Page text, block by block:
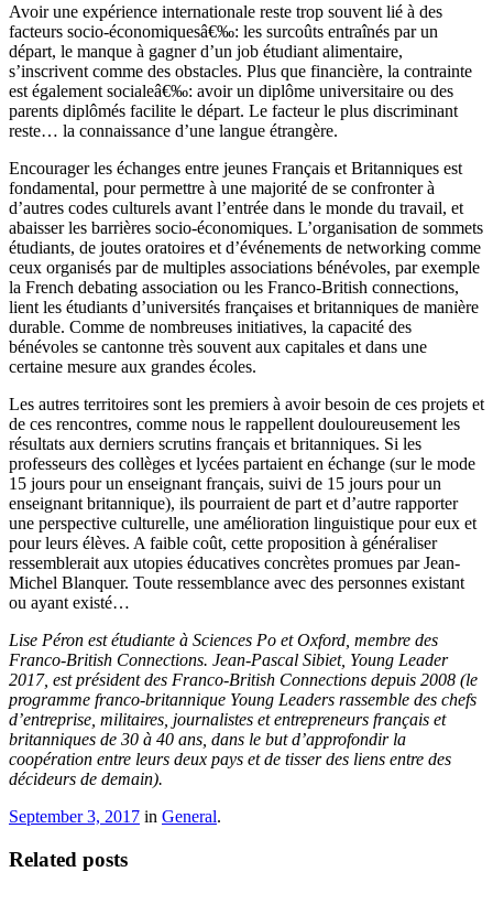
Avoir une expérience internationale reste trop souvent lié à des
facteurs socio-économiquesâ€‰: les surcoûts entraînés par un
départ, le manque à gagner d’un job étudiant alimentaire,
s’inscrivent comme des obstacles. Plus que financière, la contrainte
est également socialeâ€‰: avoir un diplôme universitaire ou des
parents diplômés facilite le départ. Le facteur le plus discriminant
reste… la connaissance d’une langue étrangère.
Encourager les échanges entre jeunes Français et Britanniques est
fondamental, pour permettre à une majorité de se confronter à
d’autres codes culturels avant l’entrée dans le monde du travail, et
abaisser les barrières socio-économiques. L’organisation de sommets
étudiants, de joutes oratoires et d’événements de networking comme
ceux organisés par de multiples associations bénévoles, par exemple
la French debating association ou les Franco-British connections,
lient les étudiants d’universités françaises et britanniques de manière
durable. Comme de nombreuses initiatives, la capacité des
bénévoles se cantonne très souvent aux capitales et dans une
certaine mesure aux grandes écoles.
Les autres territoires sont les premiers à avoir besoin de ces projets et
de ces rencontres, comme nous le rappellent douloureusement les
résultats aux derniers scrutins français et britanniques. Si les
professeurs des collèges et lycées partaient en échange (sur le mode
15 jours pour un enseignant français, suivi de 15 jours pour un
enseignant britannique), ils pourraient de part et d’autre rapporter
une perspective culturelle, une amélioration linguistique pour eux et
pour leurs élèves. A faible coût, cette proposition à généraliser
ressemblerait aux utopies éducatives concrètes promues par Jean-
Michel Blanquer. Toute ressemblance avec des personnes existant
ou ayant existé…
Lise Péron est étudiante à Sciences Po et Oxford, membre des
Franco-British Connections. Jean-Pascal Sibiet, Young Leader
2017, est président des Franco-British Connections depuis 2008 (le
programme franco-britannique Young Leaders rassemble des chefs
d’entreprise, militaires, journalistes et entrepreneurs français et
britanniques de 30 à 40 ans, dans le but d’approfondir la
coopération entre leurs deux pays et de tisser des liens entre des
décideurs de demain).
September 3, 2017 in General.
Related posts